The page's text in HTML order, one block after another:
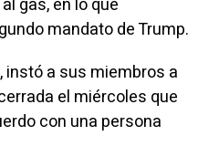
gas, en lo que
mandato de Trump.
instó a sus miembros a
el miércoles que
con una persona